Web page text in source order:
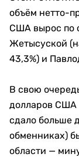
объём нетто-
США вырос по
Жетысуской
43,3%) и
В свою
долларов США
сдало больше
обменниках)
области —